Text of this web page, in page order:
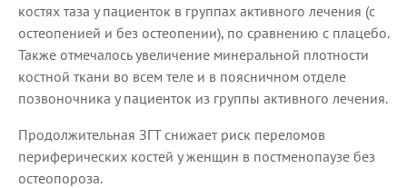
костях таза у пациенток в группах активного лечения (с
остеопенией и без остеопении), по сравнению с плацебо.
Также отмечалось увеличение минеральной плотности
костной ткани во всем теле и в поясничном отделе
позвоночника у пациенток из группы активного лечения.
Продолжительная ЗГТ снижает риск переломов
периферических костей у женщин в постменопаузе без
остеопороза.